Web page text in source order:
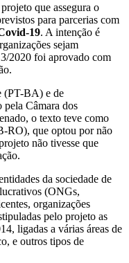
que assegura o
para parcerias com
19. A intenção é
sejam
2020 foi aprovado com
(PT-BA) e de
pela Câmara dos
o texto teve como
RO), que optou por não
não tivesse que
da sociedade de
(ONGs,
organizações
pelo projeto as
ligadas a várias áreas de
e outros tipos de